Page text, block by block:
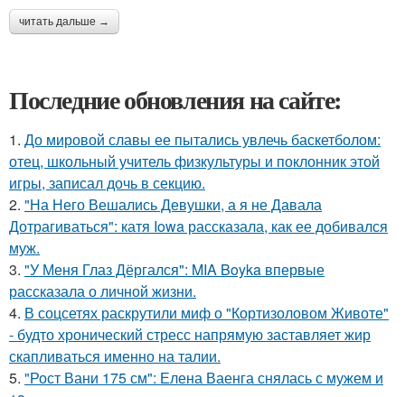
читать дальше →
Последние обновления на сайте:
1. До мировой славы ее пытались увлечь баскетболом:
отец, школьный учитель физкультуры и поклонник этой
игры, записал дочь в секцию.
2. "На Него Вешались Девушки, а я не Давала
Дотрагиваться": катя Iowa рассказала, как ее добивался
муж.
3. "У Меня Глаз Дёргался": MIA Boyka впервые
рассказала о личной жизни.
4. В соцсетях раскрутили миф о "Кортизоловом Животе"
- будто хронический стресс напрямую заставляет жир
скапливаться именно на талии.
5. "Рост Вани 175 см": Елена Ваенга снялась с мужем и